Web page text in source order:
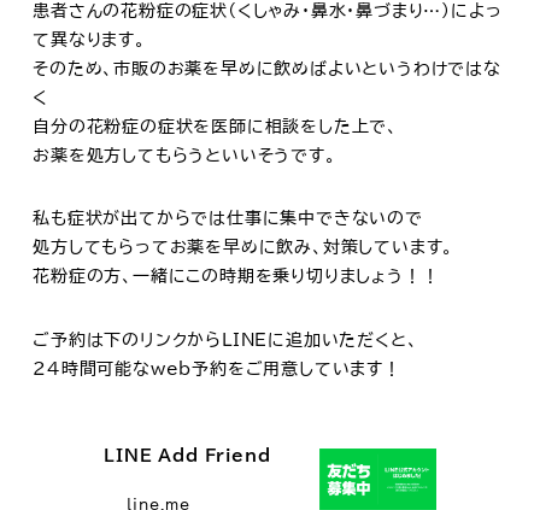
患者さんの花粉症の症状（くしゃみ・鼻水・鼻づまり…）によっ
て異なります。
そのため、市販のお薬を早めに飲めばよいというわけではな
く
自分の花粉症の症状を医師に相談をした上で、
お薬を処方してもらうといいそうです。
私も症状が出てからでは仕事に集中できないので
処方してもらってお薬を早めに飲み、対策しています。
花粉症の方、一緒にこの時期を乗り切りましょう！！
ご予約は下のリンクからLINEに追加いただくと、
24時間可能なweb予約をご用意しています！
LINE Add Friend
line.me